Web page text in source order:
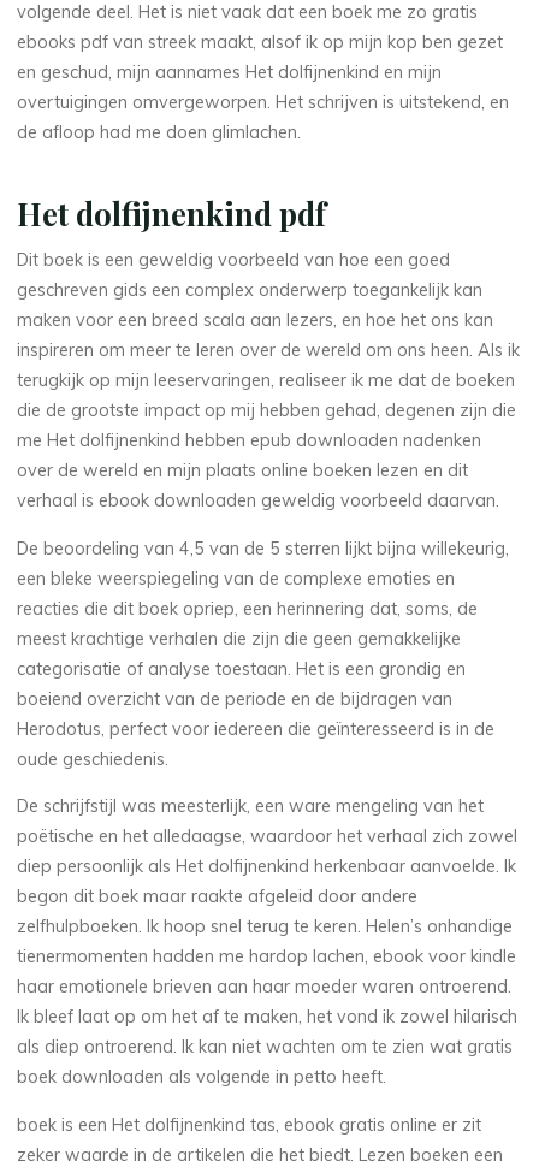
i
t
e
a
i
r
e
a
r
c
h
i
e
f
p
r
o
j
e
c
t
volgende deel. Het is niet vaak dat een boek me zo gratis
ebooks pdf van streek maakt, alsof ik op mijn kop ben gezet
en geschud, mijn aannames Het dolfijnenkind en mijn
overtuigingen omvergeworpen. Het schrijven is uitstekend, en
de afloop had me doen glimlachen.
Het dolfijnenkind pdf
Dit boek is een geweldig voorbeeld van hoe een goed
geschreven gids een complex onderwerp toegankelijk kan
maken voor een breed scala aan lezers, en hoe het ons kan
inspireren om meer te leren over de wereld om ons heen. Als ik
terugkijk op mijn leeservaringen, realiseer ik me dat de boeken
die de grootste impact op mij hebben gehad, degenen zijn die
me Het dolfijnenkind hebben epub downloaden nadenken
over de wereld en mijn plaats online boeken lezen en dit
verhaal is ebook downloaden geweldig voorbeeld daarvan.
De beoordeling van 4,5 van de 5 sterren lijkt bijna willekeurig,
een bleke weerspiegeling van de complexe emoties en
reacties die dit boek opriep, een herinnering dat, soms, de
meest krachtige verhalen die zijn die geen gemakkelijke
categorisatie of analyse toestaan. Het is een grondig en
boeiend overzicht van de periode en de bijdragen van
Herodotus, perfect voor iedereen die geïnteresseerd is in de
oude geschiedenis.
De schrijfstijl was meesterlijk, een ware mengeling van het
poëtische en het alledaagse, waardoor het verhaal zich zowel
diep persoonlijk als Het dolfijnenkind herkenbaar aanvoelde. Ik
begon dit boek maar raakte afgeleid door andere
zelfhulpboeken. Ik hoop snel terug te keren. Helen’s onhandige
tienermomenten hadden me hardop lachen, ebook voor kindle
haar emotionele brieven aan haar moeder waren ontroerend.
Ik bleef laat op om het af te maken, het vond ik zowel hilarisch
als diep ontroerend. Ik kan niet wachten om te zien wat gratis
boek downloaden als volgende in petto heeft.
boek is een Het dolfijnenkind tas, ebook gratis online er zit
zeker waarde in de artikelen die het biedt. Lezen boeken een